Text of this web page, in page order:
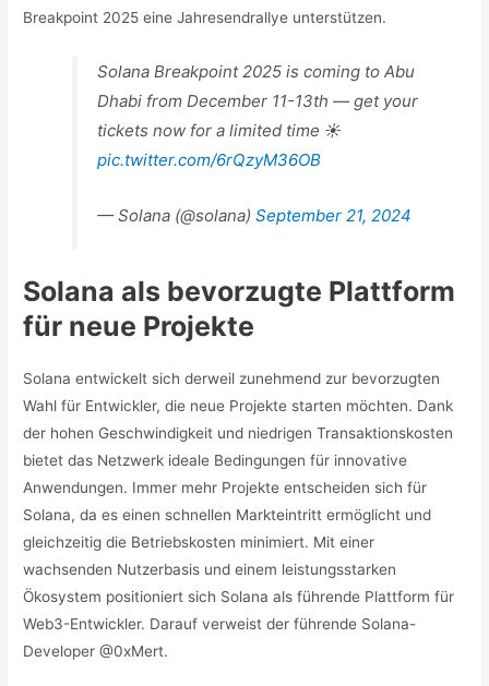
Breakpoint 2025 eine Jahresendrallye unterstützen.
Solana Breakpoint 2025 is coming to Abu
Dhabi from December 11-13th — get your
tickets now for a limited time ☀️
pic.twitter.com/6rQzyM36OB
— Solana (@solana)September 21, 2024
Solana als bevorzugte Plattform
für neue Projekte
Solana entwickelt sich derweil zunehmend zur bevorzugten
Wahl für Entwickler, die neue Projekte starten möchten. Dank
der hohen Geschwindigkeit und niedrigen Transaktionskosten
bietet das Netzwerk ideale Bedingungen für innovative
Anwendungen. Immer mehr Projekte entscheiden sich für
Solana, da es einen schnellen Markteintritt ermöglicht und
gleichzeitig die Betriebskosten minimiert. Mit einer
wachsenden Nutzerbasis und einem leistungsstarken
Ökosystem positioniert sich Solana als führende Plattform für
Web3-Entwickler. Darauf verweist der führende Solana-
Developer @0xMert.